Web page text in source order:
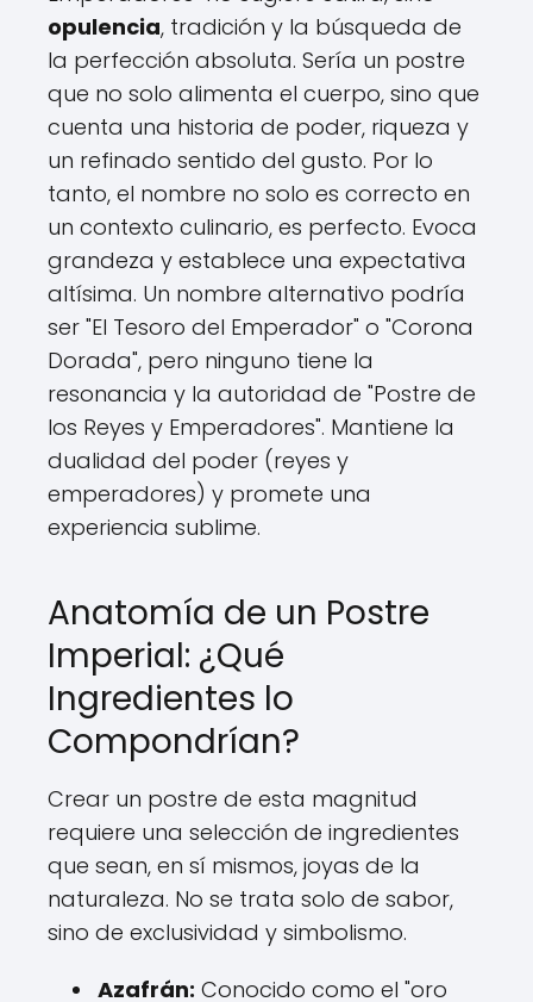
opulencia, tradición y la búsqueda de
la perfección absoluta. Sería un postre
que no solo alimenta el cuerpo, sino que
cuenta una historia de poder, riqueza y
un refinado sentido del gusto. Por lo
tanto, el nombre no solo es correcto en
un contexto culinario, es perfecto. Evoca
grandeza y establece una expectativa
altísima. Un nombre alternativo podría
ser "El Tesoro del Emperador" o "Corona
Dorada", pero ninguno tiene la
resonancia y la autoridad de "Postre de
los Reyes y Emperadores". Mantiene la
dualidad del poder (reyes y
emperadores) y promete una
experiencia sublime.
Anatomía de un Postre
Imperial: ¿Qué
Ingredientes lo
Compondrían?
Crear un postre de esta magnitud
requiere una selección de ingredientes
que sean, en sí mismos, joyas de la
naturaleza. No se trata solo de sabor,
sino de exclusividad y simbolismo.
Azafrán: Conocido como el "oro